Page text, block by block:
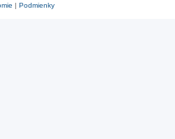
| Podmienky